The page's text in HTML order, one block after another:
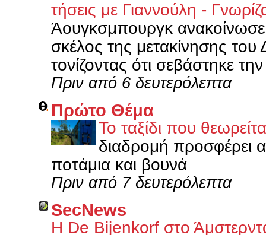
τήσεις με Γιαννούλη -
Άουγκσμπουργκ
σκέλος της μετακίνησης
τονίζοντας ότι σεβάστηκε
Πριν από 6 δευτερόλεπτα
Πρώτο Θέμα
Το ταξίδι που
διαδρομή προσφέρει
ποτάμια και βουνά
Πριν από 7 δευτερόλεπτα
SecNews
Η De Bijenkorf στο